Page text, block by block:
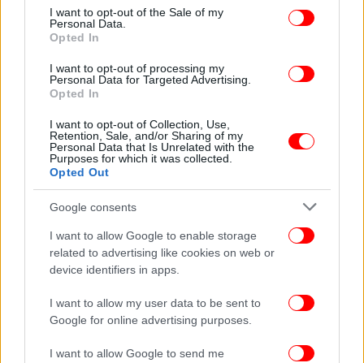
consent section.
I want to opt-out of the Sale of my
Personal Data.
Opted In
I want to opt-out of processing my
Personal Data for Targeted Advertising.
Opted In
I want to opt-out of Collection, Use,
Retention, Sale, and/or Sharing of my
Personal Data that Is Unrelated with the
Purposes for which it was collected.
Opted Out
Google consents
I want to allow Google to enable storage
related to advertising like cookies on web or
device identifiers in apps.
I want to allow my user data to be sent to
Google for online advertising purposes.
I want to allow Google to send me